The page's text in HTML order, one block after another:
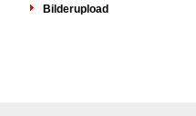
Bilderupload